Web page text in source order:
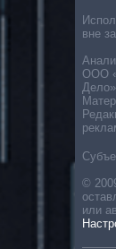
©
или
вне
ООО